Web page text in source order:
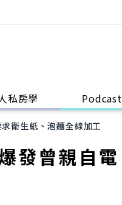
私房學 Podcast
衛生紙、泡麵全線加工
發曾親自電